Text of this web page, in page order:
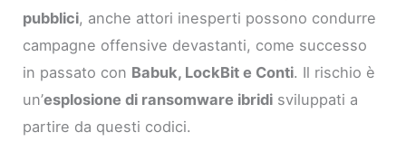
pubblici, anche attori inesperti possono condurre
campagne offensive devastanti, come successo
in passato con Babuk, LockBit e Conti. Il rischio è
un’esplosione di ransomware ibridi sviluppati a
partire da questi codici.